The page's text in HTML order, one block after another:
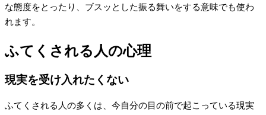
な態度をとったり、ブスッとした振る舞いをする意味でも使わ
れます。
ふてくされる人の心理
現実を受け入れたくない
ふてくされる人の多くは、今自分の目の前で起こっている現実